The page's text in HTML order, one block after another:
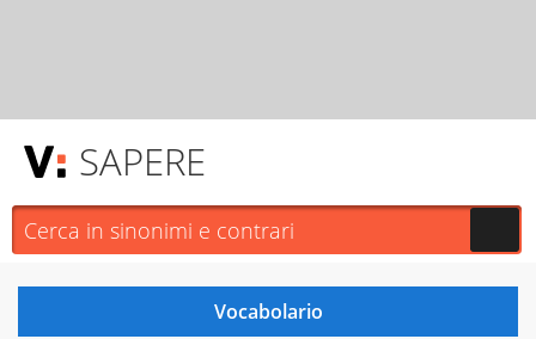
SAPERE